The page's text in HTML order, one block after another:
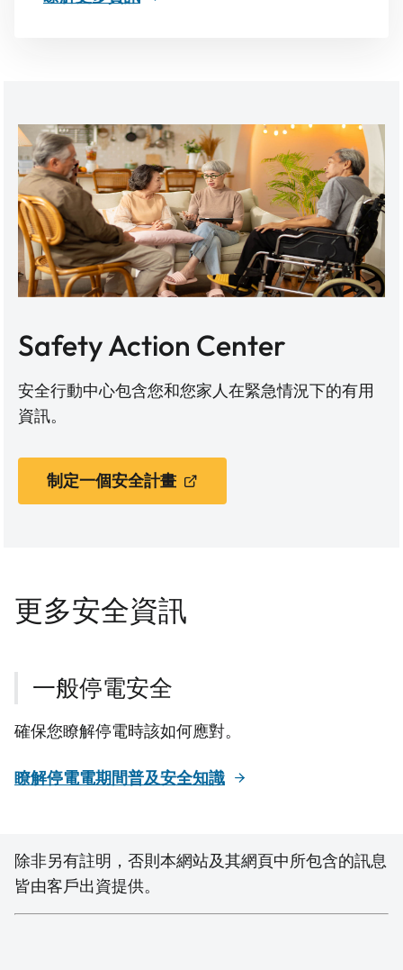
Safety Action Center
安全行動中心包含您和您家人在緊急情況下的有用
資訊。
制定一個安全計畫
更多安全資訊
一般停電安全
確保您瞭解停電時該如何應對。
瞭解停電電期間普及安全知識
除非另有註明，否則本網站及其網頁中所包含的訊息
皆由客戶出資提供。